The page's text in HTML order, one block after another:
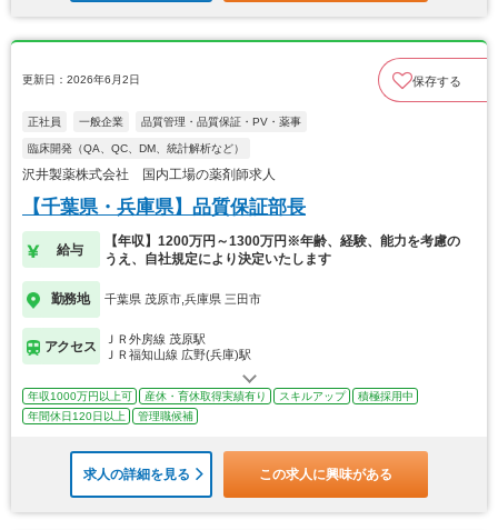
更新日：2026年6月2日 保存する
正社員 一般企業 品質管理・品質保証・PV・薬事
臨床開発（QA、QC、DM、統計解析など）
沢井製薬株式会社 国内工場の薬剤師求人
【千葉県・兵庫県】品質保証部長
給与
【年収】1200万円～1300万円※年齢、経験、能力を考慮の
うえ、自社規定により決定いたします
勤務地 千葉県 茂原市,兵庫県 三田市
アクセス
ＪＲ外房線 茂原駅
ＪＲ福知山線 広野(兵庫)駅
年収1000万円以上可 産休・育休取得実績有り スキルアップ
積極採用中
年間休日120日以上
管理職候補
求人の詳細を見る この求人に興味がある